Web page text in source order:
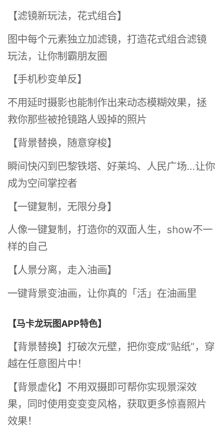
【滤镜新玩法，花式组合】
图中每个元素独立加滤镜，打造花式组合滤镜
玩法，让你制霸朋友圈
【手机秒变单反】
不用延时摄影也能制作出来动态模糊效果，拯
救你那些被抢镜路人毁掉的照片
【背景替换，随意穿梭】
瞬间快闪到巴黎铁塔、好莱坞、人民广场…让你
成为空间掌控者
【一键复制，无限分身】
人像一键复制，打造你的双面人生，show不一
样的自己
【人景分离，走入油画】
一键背景变油画，让你真的「活」在油画里
【马卡龙玩图APP特色】
【背景替换】打破次元壁，把你变成“贴纸”，穿
越在任意图片中！
【背景虚化】不用双摄即可帮你实现景深效
果，同时使用变变变风格，获取更多惊喜照片
效果！